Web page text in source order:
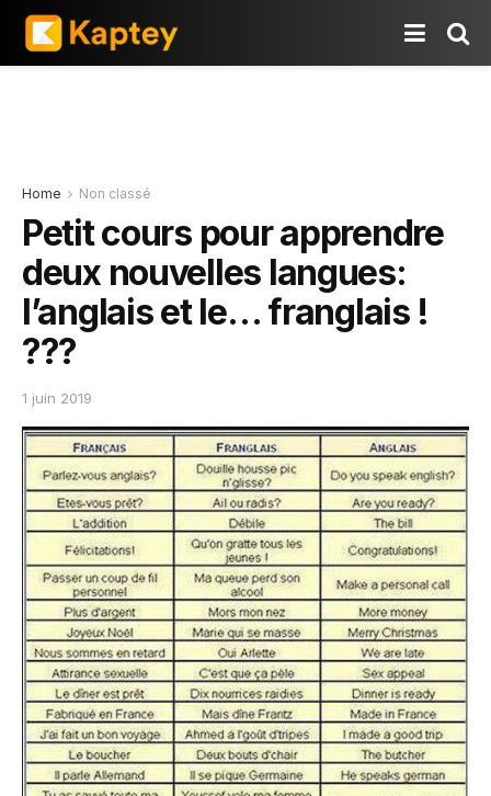
Home Non classé
Petit cours pour apprendre
deux nouvelles langues:
l’anglais et le… franglais !
???
1 juin 2019